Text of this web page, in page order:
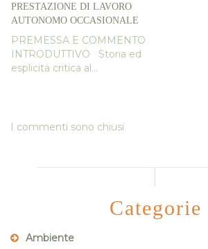
PRESTAZIONE DI LAVORO
AUTONOMO OCCASIONALE
PREMESSA E COMMENTO
INTRODUTTIVO Storia ed
esplicita critica al...
I commenti sono chiusi
Categorie
Ambiente